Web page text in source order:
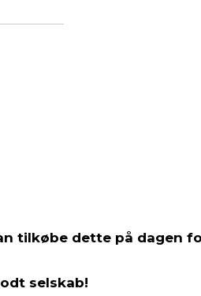
tilkøbe dette på dagen
selskab!